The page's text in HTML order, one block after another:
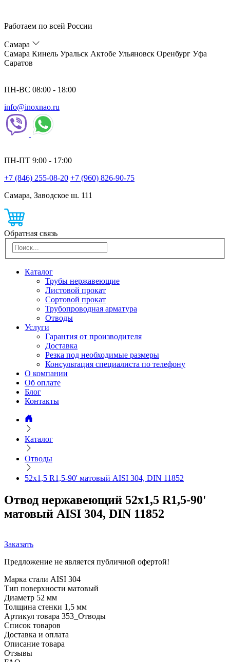
Работаем по всей России
Самара
Самара Кинель Уральск Актобе Ульяновск Оренбург Уфа
Саратов
ПН-ВС 08:00 - 18:00
info@inoxnao.ru
ПН-ПТ 9:00 - 17:00
+7 (846) 255-08-20 +7 (960) 826-90-75
Самара, Заводское ш. 111
Обратная связь
Каталог
Трубы нержавеющие
Листовой прокат
Сортовой прокат
Трубопроводная арматура
Отводы
Услуги
Гарантия от производителя
Доставка
Резка под необходимые размеры
Консультация специалиста по телефону
О компании
Об оплате
Блог
Контакты
Каталог
Отводы
52х1,5 R1,5-90' матовый AISI 304, DIN 11852
Отвод нержавеющий 52х1,5 R1,5-90'
матовый AISI 304, DIN 11852
Заказать
Предложение не является публичной офертой!
Марка стали AISI 304
Тип поверхности матовый
Диаметр 52 мм
Толщина стенки 1,5 мм
Артикул товара 353_Отводы
Список товаров
Доставка и оплата
Описание товара
Отзывы